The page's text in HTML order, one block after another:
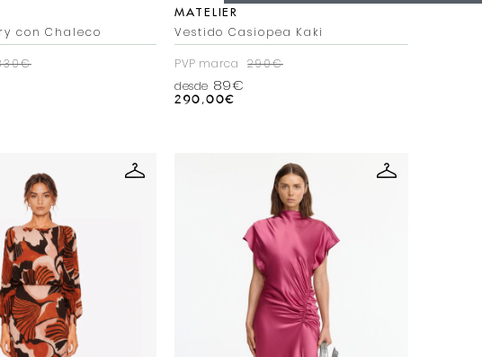
con Chaleco
MATELIER
Vestido Casiopea Kaki
PVP marca
290€
desde 89€
290,00€